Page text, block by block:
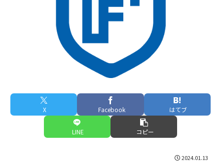
X Facebook はてブ
LINE コピー
2024.01.13